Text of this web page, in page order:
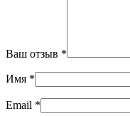
Ваш отзыв *
Имя *
Email *